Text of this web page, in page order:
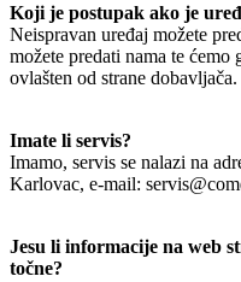
Koji je postupak ako je
Neispravan uređaj možete
možete predati nama te
ovlašten od strane dobavljača.
Imate li servis?
Imamo, servis se nalazi na
Karlovac, e-mail:
Jesu li informacije na web
točne?